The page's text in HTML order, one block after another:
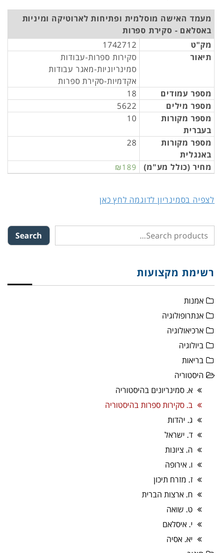
מעמד האישה מוסלמית ופתיחות לארוטיקה ומיניות
באסלאם - סקירת ספרות
מק"ט
1742712
תיאור
סקירות ספרות-עבודות
סמינריוניות-מאגר עבודות
אקדמיות-סקירת ספרות
מספר עמודים
18
מספר מילים
5622
מספר מקורות
בעברית
10
מספר מקורות
באנגלית
28
מחיר (כולל מע"מ) ₪189
לצפיה בסמינריון לדוגמה לחץ כאן
Search
רשימת מקצועות
אמנות
אנתרופולוגיה
ארכיאולוגיה
ביולוגיה
בריאות
היסטוריה
א. סמינריונים בהיסטוריה
ב. סקירות ספרות בהיסטוריה
ג. יהדות
ד. ישראל
ה. ציונות
ו. אירופה
ז. מזרח תיכון
ח. ארצות הברית
ט. שואה
י. איסלאם
יא. אסיה